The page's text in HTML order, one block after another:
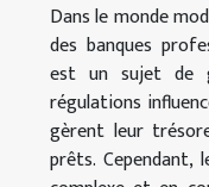
Dans le monde
des banques
est un sujet de
régulations
gèrent leur
prêts. Cependant,